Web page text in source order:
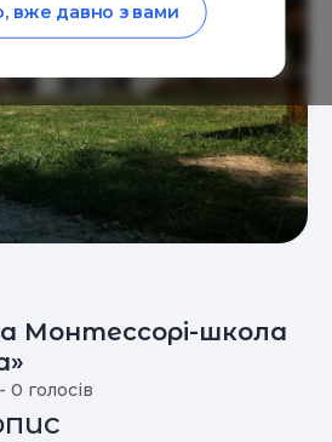
Монтессорі-школа
голосів
вже давно з вами